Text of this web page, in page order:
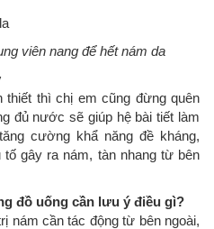
viên nang để hết nám da
thì chị em cũng đừng quên
đủ nước sẽ giúp hệ bài tiết làm
cường khẩ năng đề kháng,
gây ra nám, tàn nhang từ bên
đồ uống cần lưu ý điều gì?
nám cần tác động từ bên ngoài,